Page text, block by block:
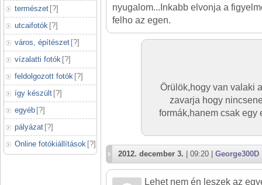
természet [?]
utcaifotók [?]
város, építészet [?]
vízalatti fotók [?]
feldolgozott fotók [?]
így készült [?]
egyéb [?]
pályázat [?]
Online fotókiállítások [?]
nyugalom...Inkabb elvonja a
felho az egen.
Örülök,hogy van valaki
zavarja hogy
formák,hanem csak egy
2012. december 3. | 09:20 | George300D
Lehet nem én leszek az